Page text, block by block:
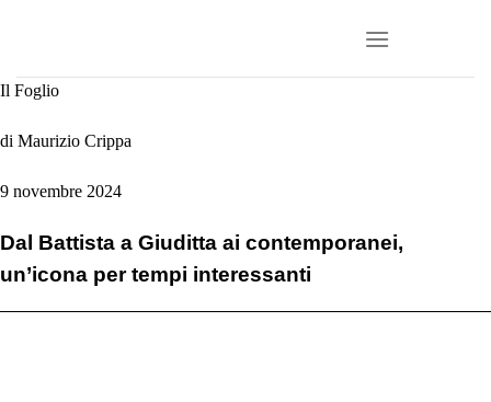
Il Foglio
di Maurizio Crippa
9 novembre 2024
Dal Battista a Giuditta ai contemporanei,
un’icona per tempi interessanti